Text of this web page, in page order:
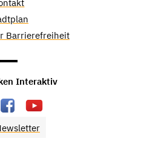
Barrierefreiheit
Interaktiv